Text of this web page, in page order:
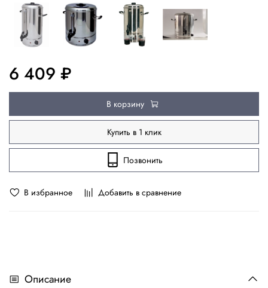
В избранное Добавить в сравнение
6 409 ₽
В корзину
Купить в 1 клик
Позвонить
Описание